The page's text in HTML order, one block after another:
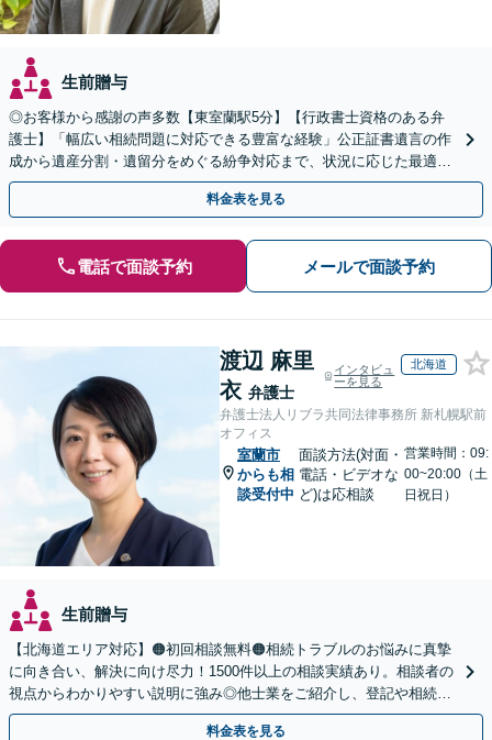
生前贈与
◎お客様から感謝の声多数【東室蘭駅5分】【行政書士資格のある弁
護士】「幅広い相続問題に対応できる豊富な経験」公正証書遺言の作
成から遺産分割・遺留分をめぐる紛争対応まで、状況に応じた最適な
方法をご提案します【夜間相談可】
料金表を見る
電話で面談予約 メールで面談予約
渡辺 麻里
衣 弁護士
インタビュ
ーを見る
北海道
弁護士法人リブラ共同法律事務所 新札幌駅前
オフィス
室蘭市
からも相
談受付中
面談方法(対面・
電話・ビデオな
ど)は応相談
営業時間：09:
00~20:00（土
日祝日）
生前贈与
【北海道エリア対応】🟠初回相談無料🟠相続トラブルのお悩みに真摯
に向き合い、解決に向け尽力！1500件以上の相談実績あり。相談者の
視点からわかりやすい説明に強み◎他士業をご紹介し、登記や相続税
の申告までワンストップで対応【夜間相談可】
料金表を見る